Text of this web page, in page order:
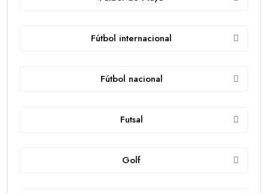
Fútbol internacional
Fútbol nacional
Futsal
Golf